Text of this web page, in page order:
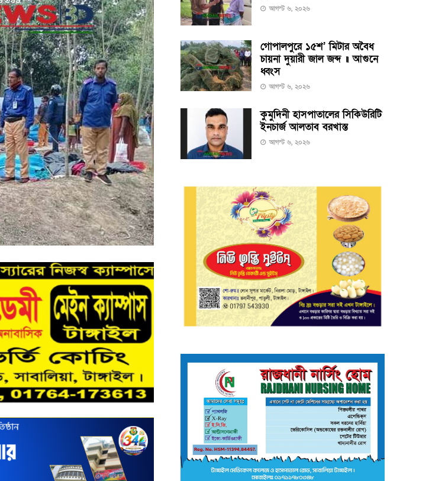
আগস্ট ৬, ২০২৬
গোপালপুরে ১৫শ’ মিটার অবৈধ
চায়না দুয়ারী জাল জব্দ ॥ আগুনে
ধ্বংস
আগস্ট ৬, ২০২৬
কুমুদিনী হাসপাতালের সিকিউরিটি
ইনচার্জ আলতাব বরখাস্ত
আগস্ট ৬, ২০২৬